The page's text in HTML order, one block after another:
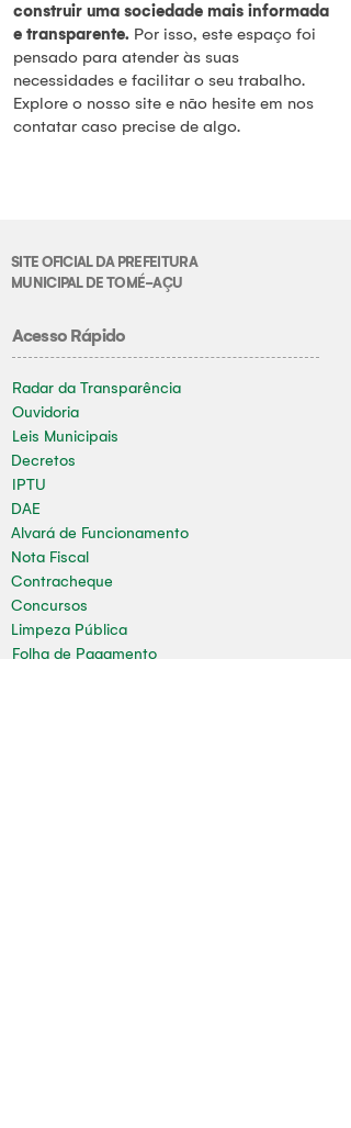
construir uma sociedade mais informada
e transparente. Por isso, este espaço foi
pensado para atender às suas
necessidades e facilitar o seu trabalho.
Explore o nosso site e não hesite em nos
contatar caso precise de algo.
SITE OFICIAL DA PREFEITURA
MUNICIPAL DE TOMÉ-AÇU
Acesso Rápido
Radar da Transparência
Ouvidoria
Leis Municipais
Decretos
IPTU
DAE
Alvará de Funcionamento
Nota Fiscal
Contracheque
Concursos
Limpeza Pública
Folha de Pagamento